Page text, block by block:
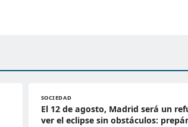
SOCIEDAD
El 12 de agosto, Madrid será un
ver el eclipse sin obstáculos: